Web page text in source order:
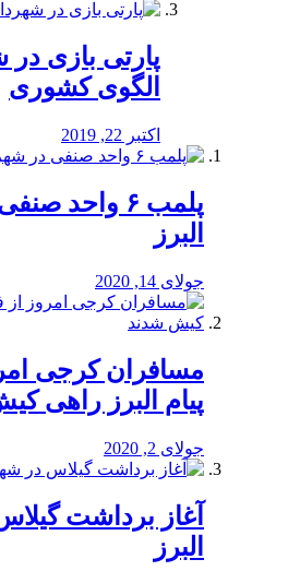
پارتی بازی
الگوی کشوری
اکتبر 22, 2019
پلمب ۶ واحد
البرز
جولای 14, 2020
مسافران کرجی
پیام البرز راهی
جولای 2, 2020
آغاز برداشت
البرز